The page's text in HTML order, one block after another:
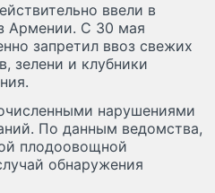
ввели в
Армении. С 30 мая
запретил ввоз свежих
зелени и клубники
нарушениями
По данным ведомства,
плодоовощной
обнаружения